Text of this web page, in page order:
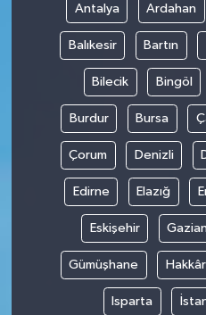
Antalya Ardahan
Balıkesir Bartın
Bilecik Bingöl
Burdur Bursa
Çorum Denizli
Edirne Elazığ
Eskişehir
Gümüşhane
Isparta